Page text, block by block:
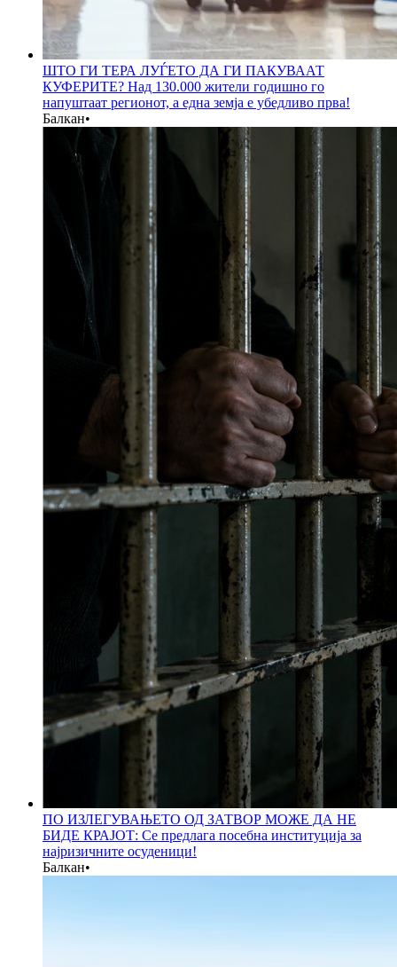
ШТО ГИ ТЕРА ЛУЃЕТО ДА ГИ ПАКУВААТ
КУФЕРИТЕ? Над 130.000 жители годишно го
напуштаат регионот, а една земја е убедливо прва!
Балкан•
ПО ИЗЛЕГУВАЊЕТО ОД ЗАТВОР МОЖЕ ДА НЕ
БИДЕ КРАЈОТ: Се предлага посебна институција за
најризичните осуденици!
Балкан•